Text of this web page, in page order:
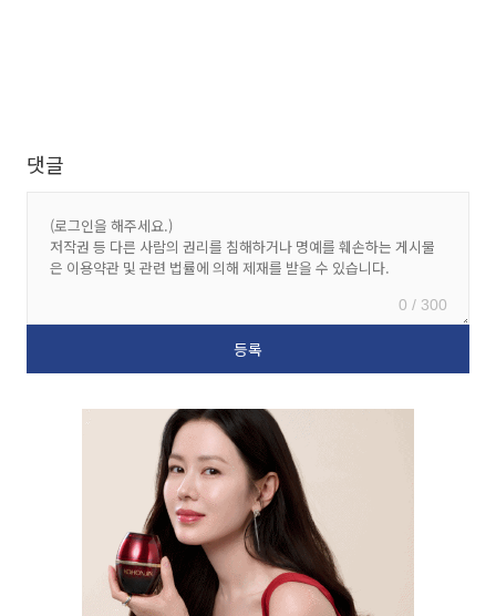
댓글
0 / 300